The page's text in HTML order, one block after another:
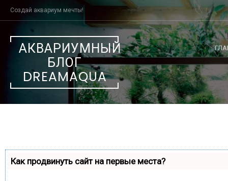
Skip
to
Создай аквариум мечты!
АКВАРИУМНЫЙ
БЛОГ
DREAMAQUA
Как продвинуть сайт на первые места?